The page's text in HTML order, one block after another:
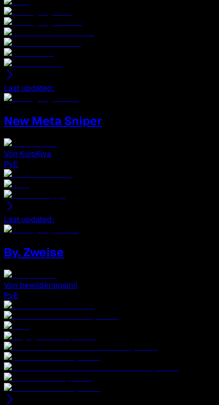
Last updated:
New Meta Sniper
Von KuroKiva
PvE
Last updated:
By. Zweise
Von bewilderingsmil
PvE